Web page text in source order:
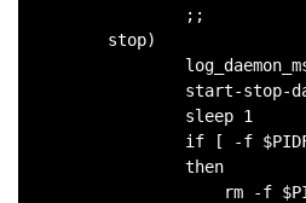
                ;;
        stop)
start-stop-
                sleep 1
if [ -f
                then
rm -f